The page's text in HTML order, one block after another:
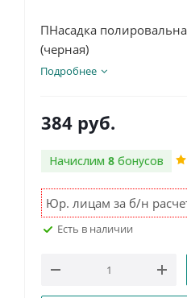
ПНасадка
(черная)
Подробнее
384 руб.
Начислим 8 бонусов
Юр. лицам за б/н
Есть в наличии